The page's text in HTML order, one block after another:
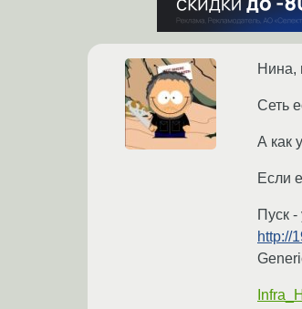
Нина,
Сеть
А как
Если
Пуск
http://